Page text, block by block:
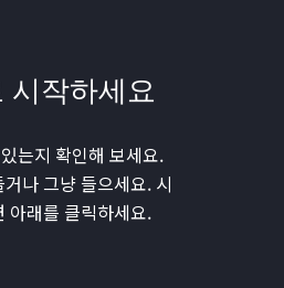
시작하세요
는지 확인해 보세요.
나 그냥 들으세요. 시
아래를 클릭하세요.